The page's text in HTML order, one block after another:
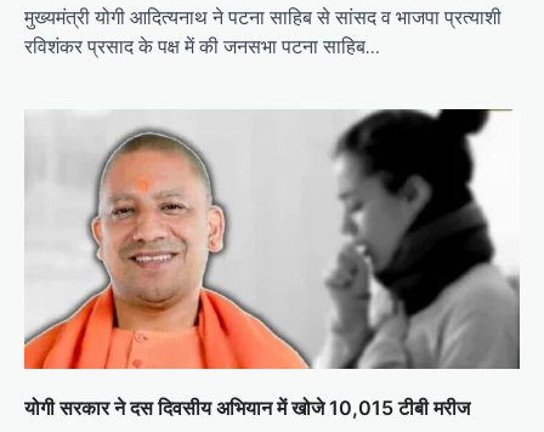
मुख्यमंत्री योगी आदित्यनाथ ने पटना साहिब से सांसद व भाजपा प्रत्याशी
रविशंकर प्रसाद के पक्ष में की जनसभा पटना साहिब…
योगी सरकार ने दस दिवसीय अभियान में खोजे 10,015 टीबी मरीज